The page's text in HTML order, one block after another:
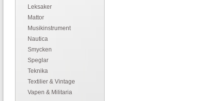
Leksaker
Mattor
Musikinstrument
Nautica
Smycken
Speglar
Teknika
Textilier & Vintage
Vapen & Militaria